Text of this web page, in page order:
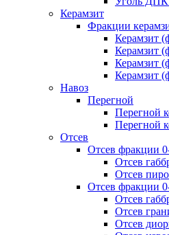
Керамзит
Фракции
Керамзит
Керамзит
Керамзит
Керамзит
Навоз
Перегной
Перегной
Перегной
Отсев
Отсев фракции
Отсев
Отсев
Отсев фракции
Отсев
Отсев
Отсев